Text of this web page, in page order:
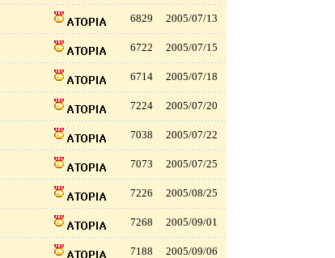
6829 2005/07/13
6722 2005/07/15
6714 2005/07/18
7224 2005/07/20
7038 2005/07/22
7073 2005/07/25
7226 2005/08/25
7268 2005/09/01
7188 2005/09/06